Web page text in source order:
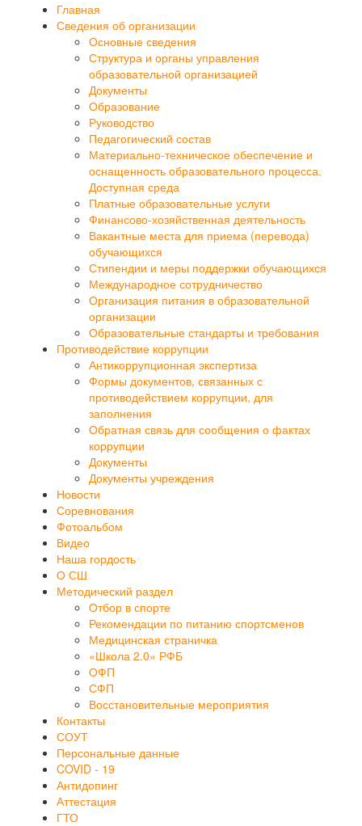
Главная
Сведения об организации
Основные сведения
Структура и органы управления
образовательной организацией
Документы
Образование
Руководство
Педагогический состав
Материально-техническое обеспечение и
оснащенность образовательного процесса.
Доступная среда
Платные образовательные услуги
Финансово-хозяйственная деятельность
Вакантные места для приема (перевода)
обучающихся
Стипендии и меры поддержки обучающихся
Международное сотрудничество
Организация питания в образовательной
организации
Образовательные стандарты и требования
Противодействие коррупции
Антикоррупционная экспертиза
Формы документов, связанных с
противодействием коррупции, для
заполнения
Обратная связь для сообщения о фактах
коррупции
Документы
Документы учреждения
Новости
Соревнования
Фотоальбом
Видео
Наша гордость
О СШ
Методический раздел
Отбор в спорте
Рекомендации по питанию спортсменов
Медицинская страничка
«Школа 2.0» РФБ
ОФП
СФП
Восстановительные мероприятия
Контакты
СОУТ
Персональные данные
COVID - 19
Антидопинг
Аттестация
ГТО